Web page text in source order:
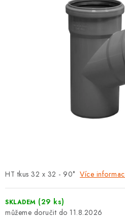
KONTAKT
TOPENÁŘSKÁ AKADEMIE
HT tkus 32 x 32 - 90° Více
SKLADEM (29 ks)
11.8.2026